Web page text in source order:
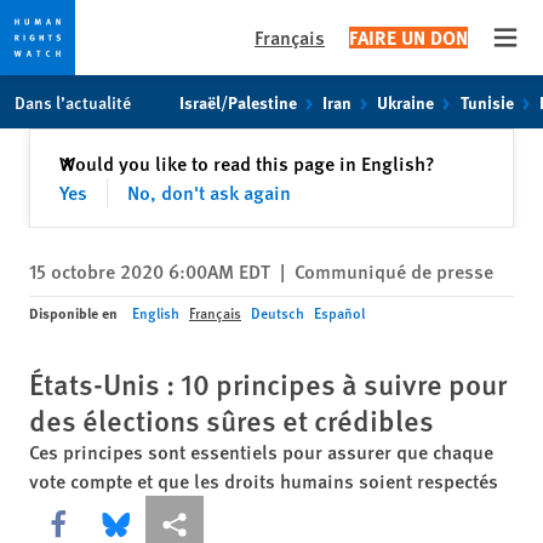
toto
content
Français FAIRE UN DON
Dans l’actualité Israël/Palestine Iran Ukraine Tunisie
Would you like to read this page in English?
Yes
No, don't ask again
✕Fermer
15 octobre 2020 6:00AM EDT | Communiqué de presse
Disponible en English Français Deutsch Español
États-Unis : 10 principes à suivre pour
des élections sûres et crédibles
Ces principes sont essentiels pour assurer que chaque
vote compte et que les droits humains soient respectés
Share this via Facebook
Share this via Bluesky
Share this via Partagez